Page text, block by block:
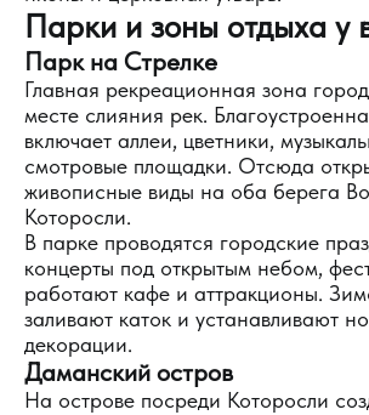
Парки и зоны отдыха у
Парк на Стрелке
Главная рекреационная зона
месте слияния рек.
включает аллеи, цветники,
смотровые площадки. Отсюда
живописные виды на оба берега
Которосли.
В парке проводятся городские
концерты под открытым небом,
работают кафе и аттракционы.
заливают каток и устанавливают
декорации.
Даманский остров
На острове посреди Которосли